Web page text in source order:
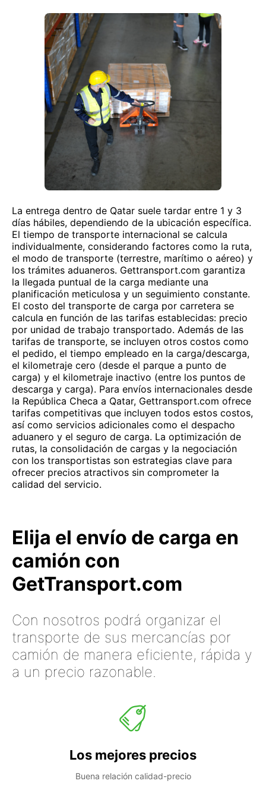
La entrega dentro de Qatar suele tardar entre 1 y 3
días hábiles, dependiendo de la ubicación específica.
El tiempo de transporte internacional se calcula
individualmente, considerando factores como la ruta,
el modo de transporte (terrestre, marítimo o aéreo) y
los trámites aduaneros. Gettransport.com garantiza
la llegada puntual de la carga mediante una
planificación meticulosa y un seguimiento constante.
El costo del transporte de carga por carretera se
calcula en función de las tarifas establecidas: precio
por unidad de trabajo transportado. Además de las
tarifas de transporte, se incluyen otros costos como
el pedido, el tiempo empleado en la carga/descarga,
el kilometraje cero (desde el parque a punto de
carga) y el kilometraje inactivo (entre los puntos de
descarga y carga). Para envíos internacionales desde
la República Checa a Qatar, Gettransport.com ofrece
tarifas competitivas que incluyen todos estos costos,
así como servicios adicionales como el despacho
aduanero y el seguro de carga. La optimización de
rutas, la consolidación de cargas y la negociación
con los transportistas son estrategias clave para
ofrecer precios atractivos sin comprometer la
calidad del servicio.
Elija el envío de carga en
camión con
GetTransport.com
Con nosotros podrá organizar el
transporte de sus mercancías por
camión de manera eficiente, rápida y
a un precio razonable.
Los mejores precios
Buena relación calidad-precio